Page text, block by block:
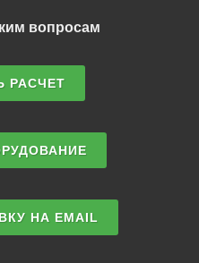
вопросам
РАСЧЕТ
НА EMAIL